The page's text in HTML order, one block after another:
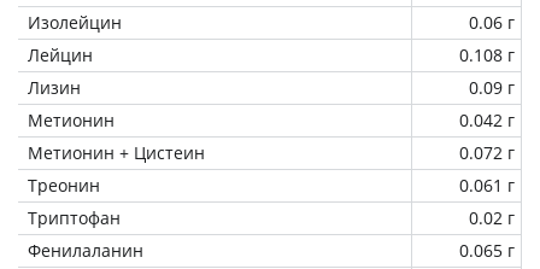
Изолейцин
0.06 г
Лейцин
0.108 г
Лизин
0.09 г
Метионин
0.042 г
Метионин + Цистеин
0.072 г
Треонин
0.061 г
Триптофан
0.02 г
Фенилаланин
0.065 г